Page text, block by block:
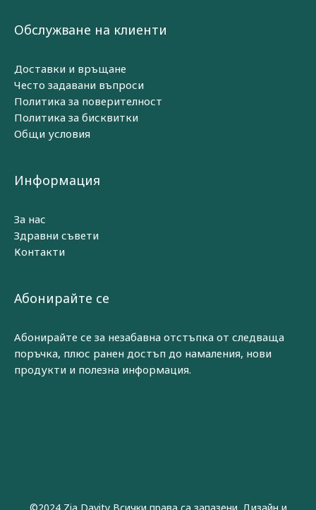
Обслужване на клиенти
Доставки и връщане
Често задавани въпроси
Политика за поверителност
Политика за бисквитки
Общи условия
Информация
За нас
Здравни съвети
Контакти
Абонирайте се
Абонирайте се за незабавна отстъпка от следваща
поръчка, плюс ранен достъп до намаления, нови
продукти и полезна информация.